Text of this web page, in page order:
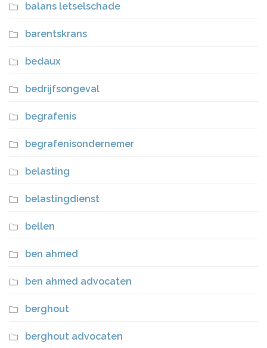
balans letselschade
barentskrans
bedaux
bedrijfsongeval
begrafenis
begrafenisondernemer
belasting
belastingdienst
bellen
ben ahmed
ben ahmed advocaten
berghout
berghout advocaten